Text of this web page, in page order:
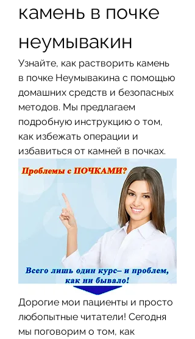
камень в почке
неумывакин
Узнайте, как растворить камень
в почке Неумывакина с помощью
домашних средств и безопасных
методов. Мы предлагаем
подробную инструкцию о том,
как избежать операции и
избавиться от камней в почках.
Дорогие мои пациенты и просто
любопытные читатели! Сегодня
мы поговорим о том, как